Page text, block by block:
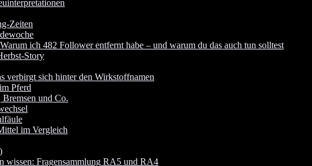
Zeiten
ich 482 Follower entfernt habe – und warum du das auch tun solltest
Story
verbirgt sich hinter den Wirkstoffnamen
Pferd
und Co.
im Vergleich
wissen: Fragensammlung RA5 und RA4